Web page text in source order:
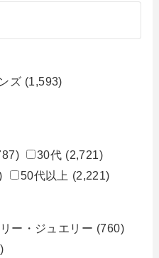
ズ (1,593)
30代 (2,721)
50代以上 (2,221)
ー・ジュエリー (760)